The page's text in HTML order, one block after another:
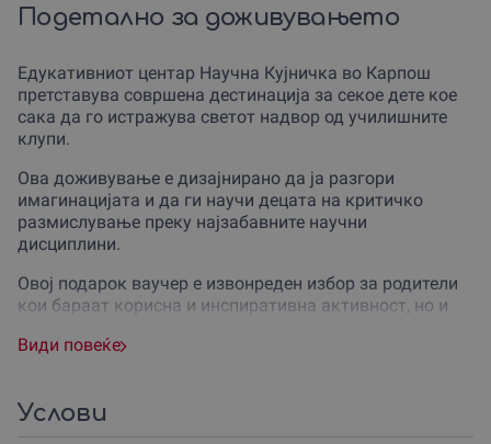
Подетално за доживувањето
Едукативниот центар Научна Кујничка во Карпош
претставува совршена дестинација за секое дете кое
сака да го истражува светот надвор од училишните
клупи.
Ова доживување е дизајнирано да ја разгори
имагинацијата и да ги научи децата на критичко
размислување преку најзабавните научни
дисциплини.
Овој подарок ваучер е извонреден избор за родители
кои бараат корисна и инспиративна активност, но и
вредност и емоција.
обичните предавања.
Види повеќе
Услови